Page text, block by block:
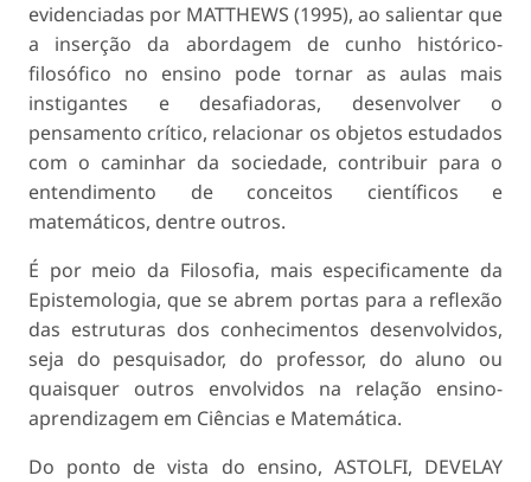
evidenciadas por MATTHEWS (1995), ao salientar que
a inserção da abordagem de cunho histórico-
filosófico no ensino pode tornar as aulas mais
instigantes e desafiadoras, desenvolver o
pensamento crítico, relacionar os objetos estudados
com o caminhar da sociedade, contribuir para o
entendimento de conceitos cien­tíficos e
matemáticos, dentre outros.
É por meio da Filosofia, mais especificamente da
Epistemologia, que se abrem portas para a reflexão
das estruturas dos conhecimentos desenvolvidos,
seja do pesquisador, do professor, do aluno ou
quais­quer outros envolvidos na relação ensino-
aprendi­zagem em Ciências e Matemática.
Do ponto de vista do ensino, ASTOLFI, DEVE­LAY